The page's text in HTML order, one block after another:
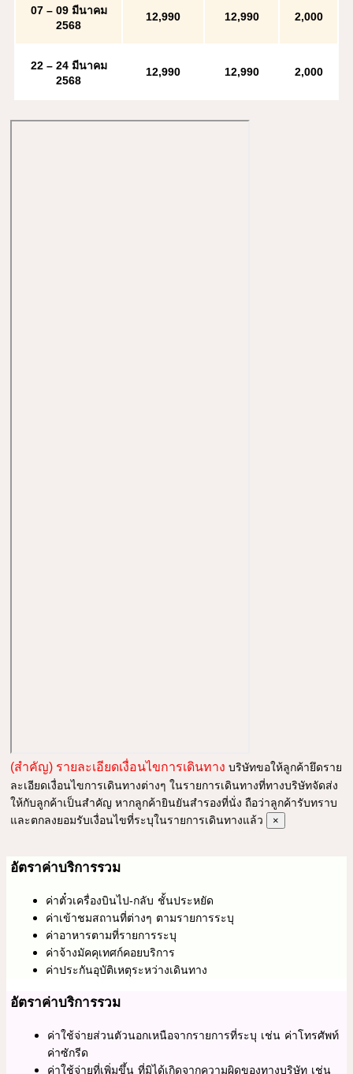
07 – 09 มีนาคม
2568
12,990 12,990 2,000
22 – 24 มีนาคม
2568
12,990 12,990 2,000
(สำคัญ) รายละเอียดเงื่อนไขการเดินทาง บริษัทขอให้ลูกค้ายึดราย
ละเอียดเงื่อนไขการเดินทางต่างๆ ในรายการเดินทางที่ทางบริษัทจัดส่ง
ให้กับลูกค้าเป็นสำคัญ หากลูกค้ายินยันสำรองที่นั่ง ถือว่าลูกค้ารับทราบ
และตกลงยอมรับเงื่อนไขที่ระบุในรายการเดินทางแล้ว
×
อัตราค่าบริการรวม
ค่าตั๋วเครื่องบินไป-กลับ ชั้นประหยัด
ค่าเข้าชมสถานที่ต่างๆ ตามรายการระบุ
ค่าอาหารตามที่รายการระบุ
ค่าจ้างมัคคุเทศก์คอยบริการ
ค่าประกันอุบัติเหตุระหว่างเดินทาง
อัตราค่าบริการรวม
ค่าใช้จ่ายส่วนตัวนอกเหนือจากรายการที่ระบุ เช่น ค่าโทรศัพท์
ค่าซักรีด
ค่าใช้จ่ายที่เพิ่มขึ้น ที่มิได้เกิดจากความผิดของทางบริษัท เช่น